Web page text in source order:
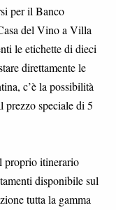
per il Banco
del Vino a Villa
le etichette di dieci
direttamente le
c’è la possibilità
speciale di 5
proprio itinerario
disponibile sul
tutta la gamma